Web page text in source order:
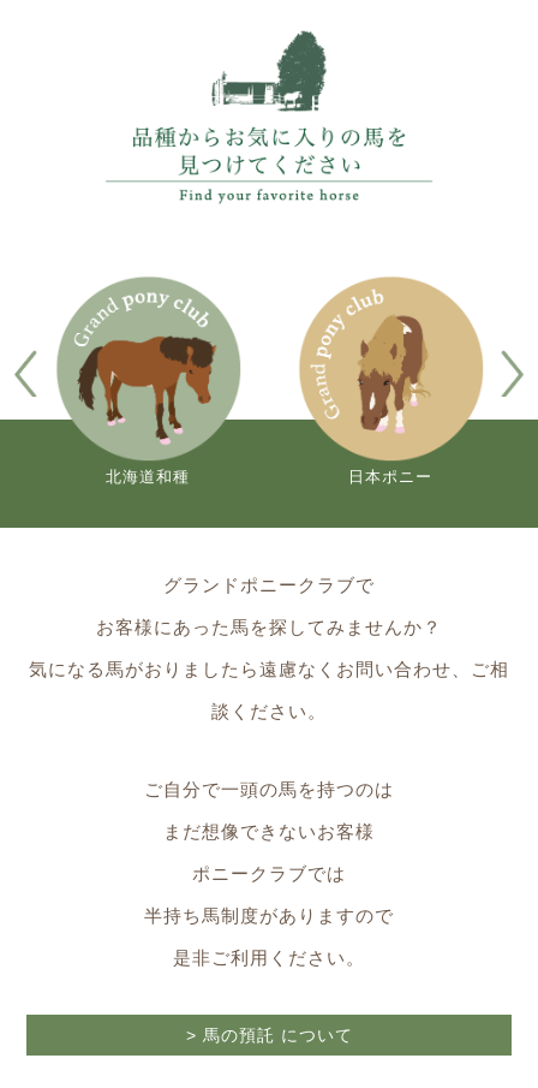
北海道和種 日本ポニー
グランドポニークラブで
お客様にあった馬を探してみませんか？
気になる馬がおりましたら遠慮なくお問い合わせ、ご相
談ください。
ご自分で一頭の馬を持つのは
まだ想像できないお客様
ポニークラブでは
半持ち馬制度がありますので
是非ご利用ください。
> 馬の預託 について